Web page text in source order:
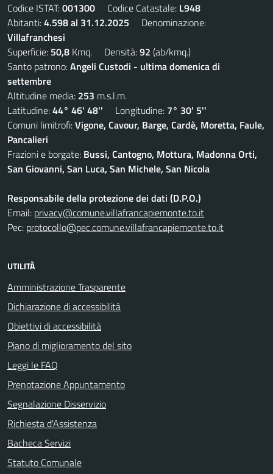
Codice ISTAT:001300 Codice Catastale: L948
Abitanti:4.598 al 31.12.2025 Denominazione:
Villafranchesi
Superficie: 50,8 Kmq. Densità:92 (ab/kmq.)
Santo patrono:Angeli Custodi - ultima domenica di
settembre
Altitudine media: 253 m.s.l.m.
Latitudine:44° 46' 48'' Longitudine: 7° 30' 5''
Comuni limitrofi:Vigone, Cavour, Barge, Cardè, Moretta, Faule,
Pancalieri
Frazioni e borgate: Bussi, Cantogno, Mottura, Madonna Orti,
San Giovanni, San Luca, San Michele, San Nicola
Responsabile della protezione dei dati (D.P.O.)
Email: privacy@comune.villafrancapiemonte.to.it
Pec: protocollo@pec.comune.villafrancapiemonte.to.it
UTILITÀ
Amministrazione Trasparente
Dichiarazione di accessibilità
Obiettivi di accessibilità
Piano di miglioramento del sito
Leggi le FAQ
Prenotazione Appuntamento
Segnalazione Disservizio
Richiesta d'Assistenza
Bacheca Servizi
Statuto Comunale